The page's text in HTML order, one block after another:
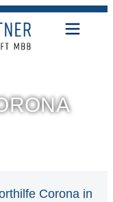
Corona in